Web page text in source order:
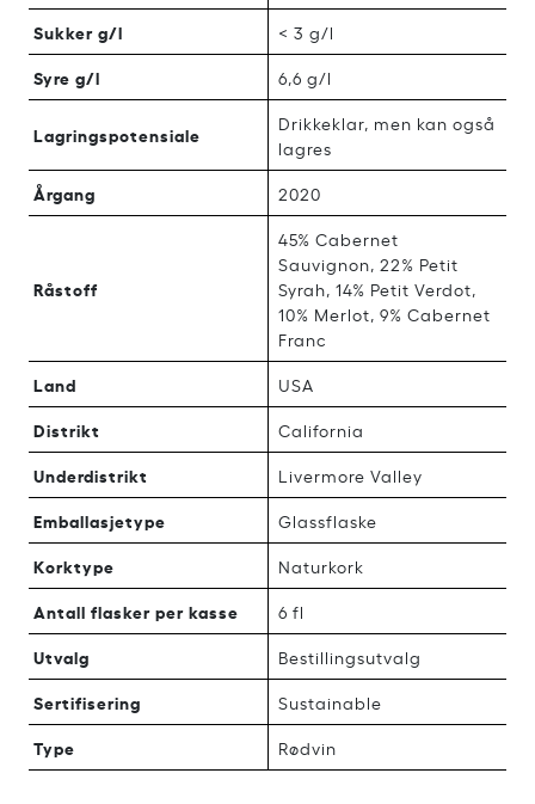
Sukker g/l < 3 g/l
Syre g/l 6,6 g/l
Lagringspotensiale
Drikkeklar, men kan også
lagres
Årgang 2020
Råstoff
45% Cabernet
Sauvignon, 22% Petit
Syrah, 14% Petit Verdot,
10% Merlot, 9% Cabernet
Franc
Land USA
Distrikt California
Underdistrikt Livermore Valley
Emballasjetype Glassflaske
Korktype Naturkork
Antall flasker per kasse 6 fl
Utvalg Bestillingsutvalg
Sertifisering Sustainable
Type Rødvin